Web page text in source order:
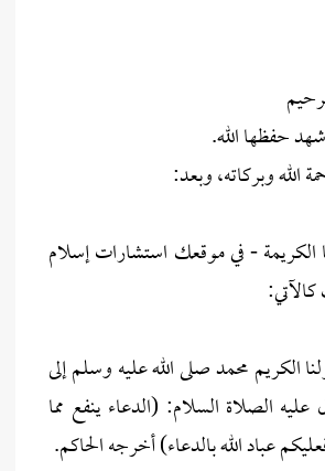
حفظها الله.
الله وبركاته، وبعد:
الكريمة - في موقعك استشارات إسلام
الكريم محمد صلى الله عليه وسلم إلى
عليه الصلاة السلام: (الدعاء ينفع مما
عباد الله بالدعاء) أخرجه الحاكم.